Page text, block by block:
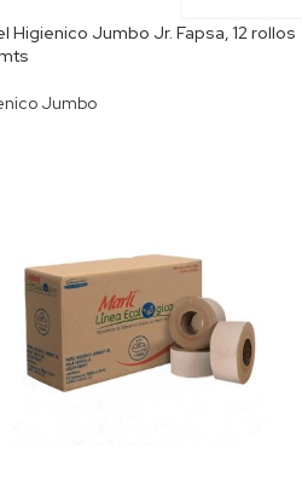
Higienico Jumbo Jr. Fapsa, 12 rollos
Jumbo